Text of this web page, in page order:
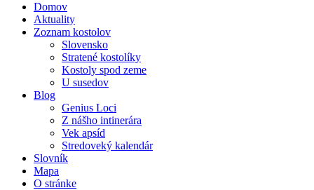
Domov
Aktuality
Zoznam kostolov
Slovensko
Stratené kostolíky
Kostoly spod zeme
U susedov
Blog
Genius Loci
Z nášho intinerára
Vek apsíd
Stredoveký kalendár
Slovník
Mapa
O stránke